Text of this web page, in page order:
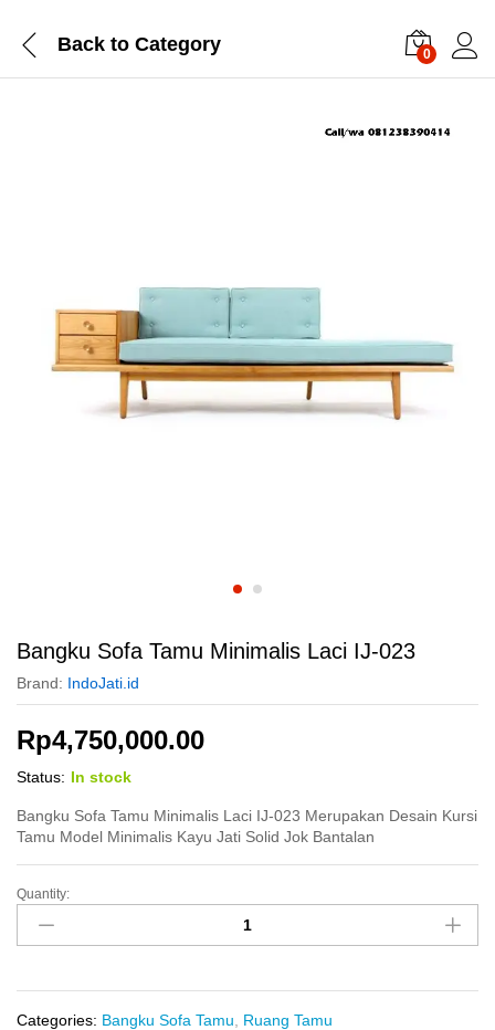
Back to Category 0
Bangku Sofa Tamu Minimalis Laci IJ-023
Brand: IndoJati.id
Rp4,750,000.00
Status: In stock
Bangku Sofa Tamu Minimalis Laci IJ-023 Merupakan Desain Kursi
Tamu Model Minimalis Kayu Jati Solid Jok Bantalan
Bangku
Sofa
Tamu
Laci
IJ-
Quantity:
Categories: Bangku Sofa Tamu
Ruang Tamu